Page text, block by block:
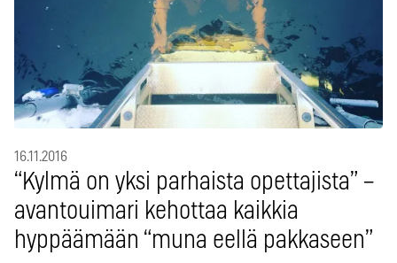
16.11.2016
“Kylmä on yksi parhaista opettajista” –
avantouimari kehottaa kaikkia
hyppäämään “muna eellä pakkaseen”